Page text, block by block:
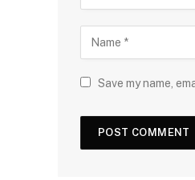
Save my name,